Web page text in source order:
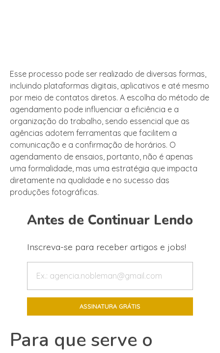
Esse processo pode ser realizado de diversas formas,
incluindo plataformas digitais, aplicativos e até mesmo
por meio de contatos diretos. A escolha do método de
agendamento pode influenciar a eficiência e a
organização do trabalho, sendo essencial que as
agências adotem ferramentas que facilitem a
comunicação e a confirmação de horários. O
agendamento de ensaios, portanto, não é apenas
uma formalidade, mas uma estratégia que impacta
diretamente na qualidade e no sucesso das
produções fotográficas.
Antes de Continuar Lendo
Inscreva-se para receber artigos e jobs!
Para que serve o